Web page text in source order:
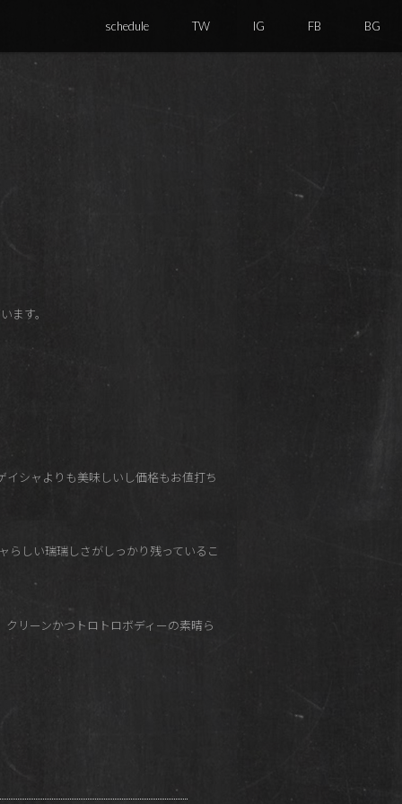
schedule TW IG FB BG
ます。
イシャよりも美味しいし価格もお値打ち
らしい瑞瑞しさがしっかり残っているこ
リーンかつトロトロボディーの素晴ら